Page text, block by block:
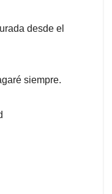
desde el
siempre.